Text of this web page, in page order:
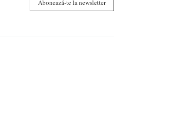
Abonează-te la newsletter